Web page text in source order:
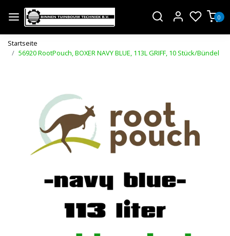
0
Startseite
56920 RootPouch, BOXER NAVY BLUE, 113L GRIFF, 10 Stück/Bündel